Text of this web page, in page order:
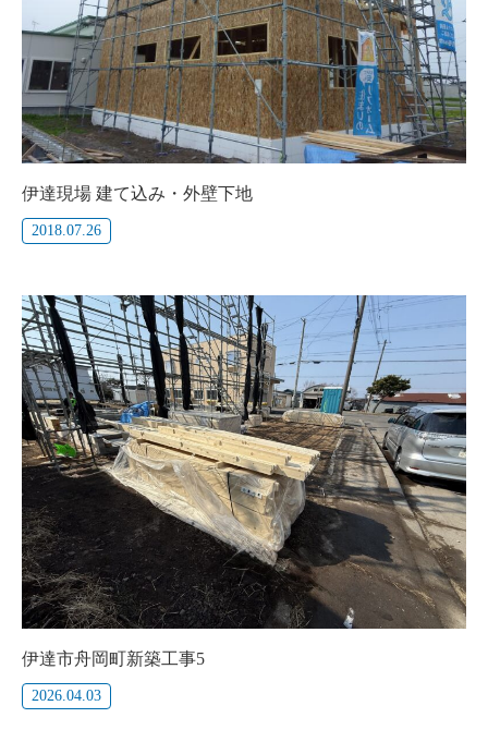
伊達現場 建て込み・外壁下地
2018.07.26
伊達市舟岡町新築工事5
2026.04.03